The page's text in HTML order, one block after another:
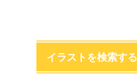
イラストを検索する